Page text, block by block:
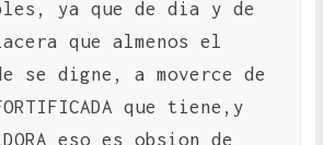
ya que de dia y de
que almenos el
se digne, a moverce de
que tiene,y
eso es obsion de